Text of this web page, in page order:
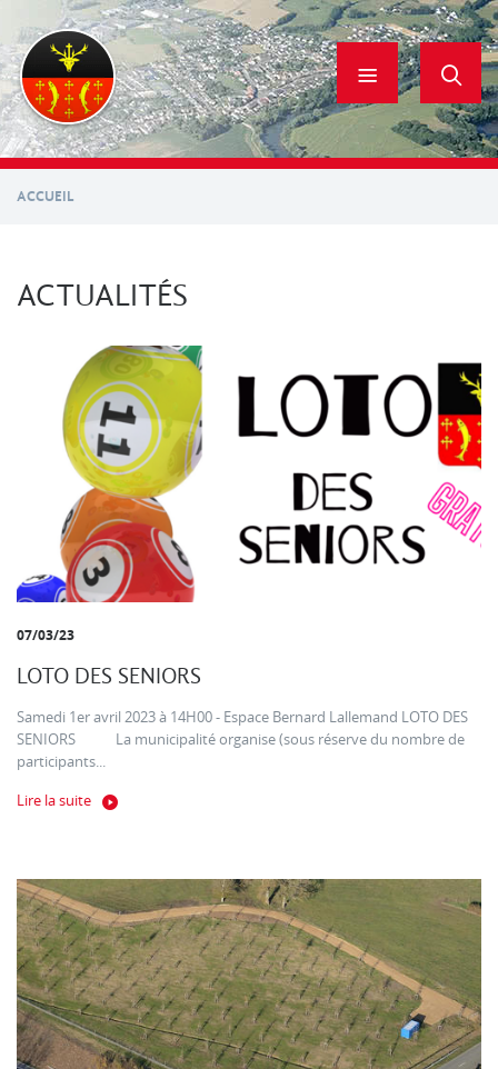
contenu
principal
ACCUEIL
ACTUALITÉS
07/03/23
LOTO DES SENIORS
Samedi 1er avril 2023 à 14H00 - Espace Bernard Lallemand LOTO DES
SENIORS La municipalité organise (sous réserve du nombre de
participants...
Lire la suite